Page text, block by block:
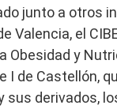
junto a otros
Valencia, el
Obesidad y
I de Castellón,
sus derivados,